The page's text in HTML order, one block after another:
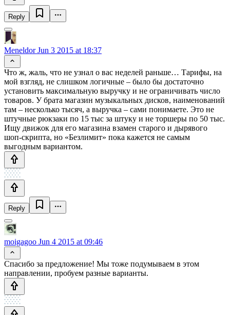
Reply
MeneldorJun 3 2015 at 18:37
Что ж, жаль, что не узнал о вас неделей раньше… Тарифы, на
мой взгляд, не слишком логичные – было бы достаточно
установить максимальную выручку и не ограничивать число
товаров. У брата магазин музыкальных дисков, наименований
там – несколько тысяч, а выручка – сами понимаете. Это не
штучные рюкзаки по 15 тыс за штуку и не торшеры по 50 тыс.
Ищу движок для его магазина взамен старого и дырявого
шоп-скрипта, но «Безлимит» пока кажется не самым
выгодным вариантом.
Reply
moigagoo Jun 4 2015 at 09:46
Спасибо за предложение! Мы тоже подумываем в этом
направлении, пробуем разные варианты.